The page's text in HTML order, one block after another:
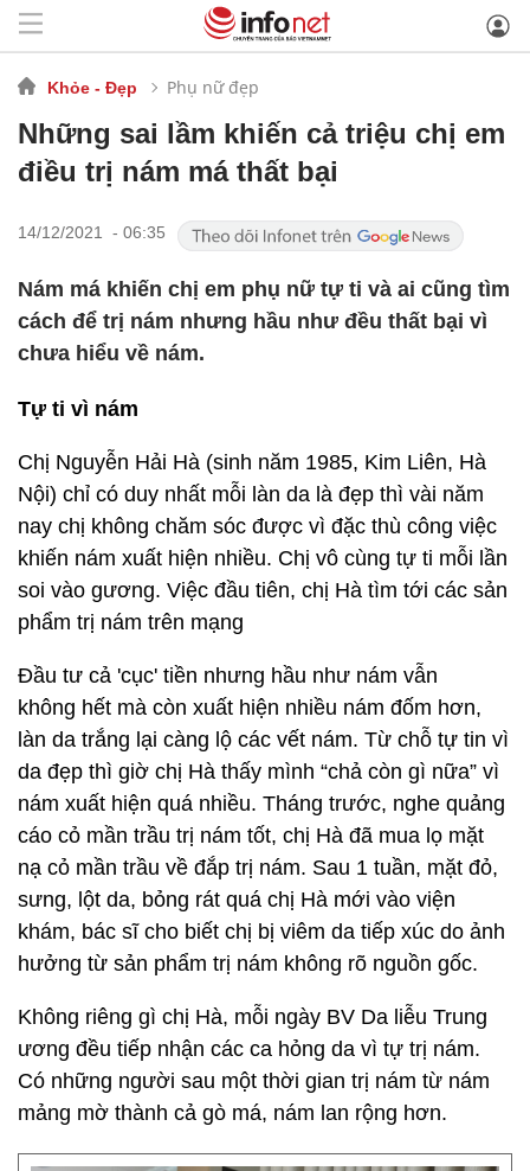
Khỏe - Đẹp Phụ nữ đẹp
Những sai lầm khiến cả triệu chị em
điều trị nám má thất bại
14/12/2021 - 06:35
Nám má khiến chị em phụ nữ tự ti và ai cũng tìm
cách để trị nám nhưng hầu như đều thất bại vì
chưa hiểu về nám.
Tự ti vì nám
Chị Nguyễn Hải Hà (sinh năm 1985, Kim Liên, Hà
Nội) chỉ có duy nhất mỗi làn da là đẹp thì vài năm
nay chị không chăm sóc được vì đặc thù công việc
khiến nám xuất hiện nhiều. Chị vô cùng tự ti mỗi lần
soi vào gương. Việc đầu tiên, chị Hà tìm tới các sản
phẩm trị nám trên mạng
Đầu tư cả 'cục' tiền nhưng hầu như nám vẫn
không hết mà còn xuất hiện nhiều nám đốm hơn,
làn da trắng lại càng lộ các vết nám. Từ chỗ tự tin vì
da đẹp thì giờ chị Hà thấy mình “chả còn gì nữa” vì
nám xuất hiện quá nhiều. Tháng trước, nghe quảng
cáo cỏ mần trầu trị nám tốt, chị Hà đã mua lọ mặt
nạ cỏ mần trầu về đắp trị nám. Sau 1 tuần, mặt đỏ,
sưng, lột da, bỏng rát quá chị Hà mới vào viện
khám, bác sĩ cho biết chị bị viêm da tiếp xúc do ảnh
hưởng từ sản phẩm trị nám không rõ nguồn gốc.
Không riêng gì chị Hà, mỗi ngày BV Da liễu Trung
ương đều tiếp nhận các ca hỏng da vì tự trị nám.
Có những người sau một thời gian trị nám từ nám
mảng mờ thành cả gò má, nám lan rộng hơn.